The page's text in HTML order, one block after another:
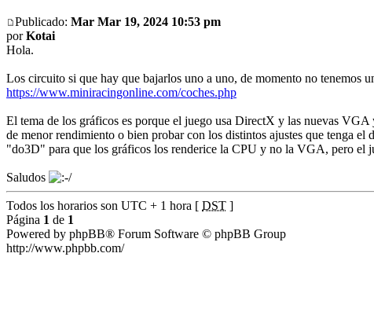
Publicado: Mar Mar 19, 2024 10:53 pm
porKotai
Hola.
Los circuito si que hay que bajarlos uno a uno, de momento no tenemos
https://www.miniracingonline.com/coches.php
El tema de los gráficos es porque el juego usa DirectX y las nuevas
de menor rendimiento o bien probar con los distintos ajustes que tenga
"do3D" para que los gráficos los renderice la CPU y no la VGA, pero el
Saludos
Todos los horarios son UTC + 1 hora [ DST ]
Página 1 de 1
Powered by phpBB® Forum Software © phpBB Group
http://www.phpbb.com/